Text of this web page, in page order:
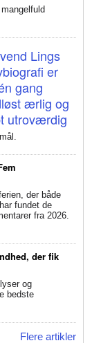
der både
fundet de
fra 2026.
der fik
og
bedste
Flere artikler